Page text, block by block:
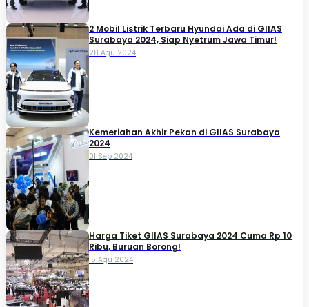
2 Mobil Listrik Terbaru Hyundai Ada di GIIAS
Surabaya 2024, Siap Nyetrum Jawa Timur!
28 Agu 2024
Kemeriahan Akhir Pekan di GIIAS Surabaya
2024
01 Sep 2024
Harga Tiket GIIAS Surabaya 2024 Cuma Rp 10
Ribu, Buruan Borong!
15 Agu 2024